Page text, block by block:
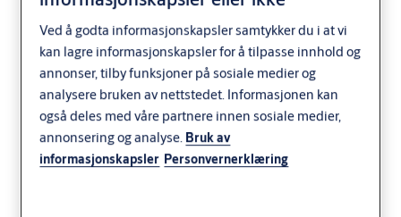
Ved å godta informasjonskapsler samtykker du i at vi
kan lagre informasjonskapsler for å tilpasse innhold og
annonser, tilby funksjoner på sosiale medier og
analysere bruken av nettstedet. Informasjonen kan
også deles med våre partnere innen sosiale medier,
annonsering og analyse. Bruk av
informasjonskapsler Personvernerklæring